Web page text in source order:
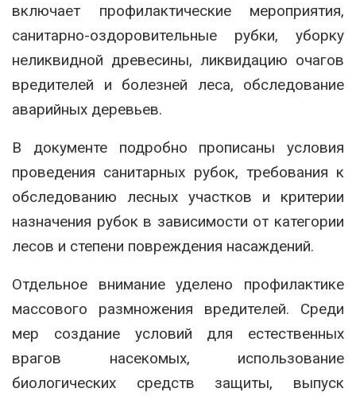
включает профилактические мероприятия,
санитарно-оздоровительные рубки, уборку
неликвидной древесины, ликвидацию очагов
вредителей и болезней леса, обследование
аварийных деревьев.
В документе подробно прописаны условия
проведения санитарных рубок, требования к
обследованию лесных участков и критерии
назначения рубок в зависимости от категории
лесов и степени повреждения насаждений.
Отдельное внимание уделено профилактике
массового размножения вредителей. Среди
мер создание условий для естественных
врагов насекомых, использование
биологических средств защиты, выпуск